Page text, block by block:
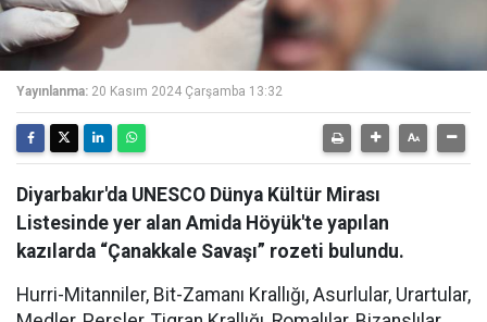
Yayınlanma: 20 Kasım 2024 Çarşamba 13:32
Diyarbakır'da UNESCO Dünya Kültür Mirası
Listesinde yer alan Amida Höyük'te yapılan
kazılarda “Çanakkale Savaşı” rozeti bulundu.
Hurri-Mitanniler, Bit-Zamanı Krallığı, Asurlular, Urartular,